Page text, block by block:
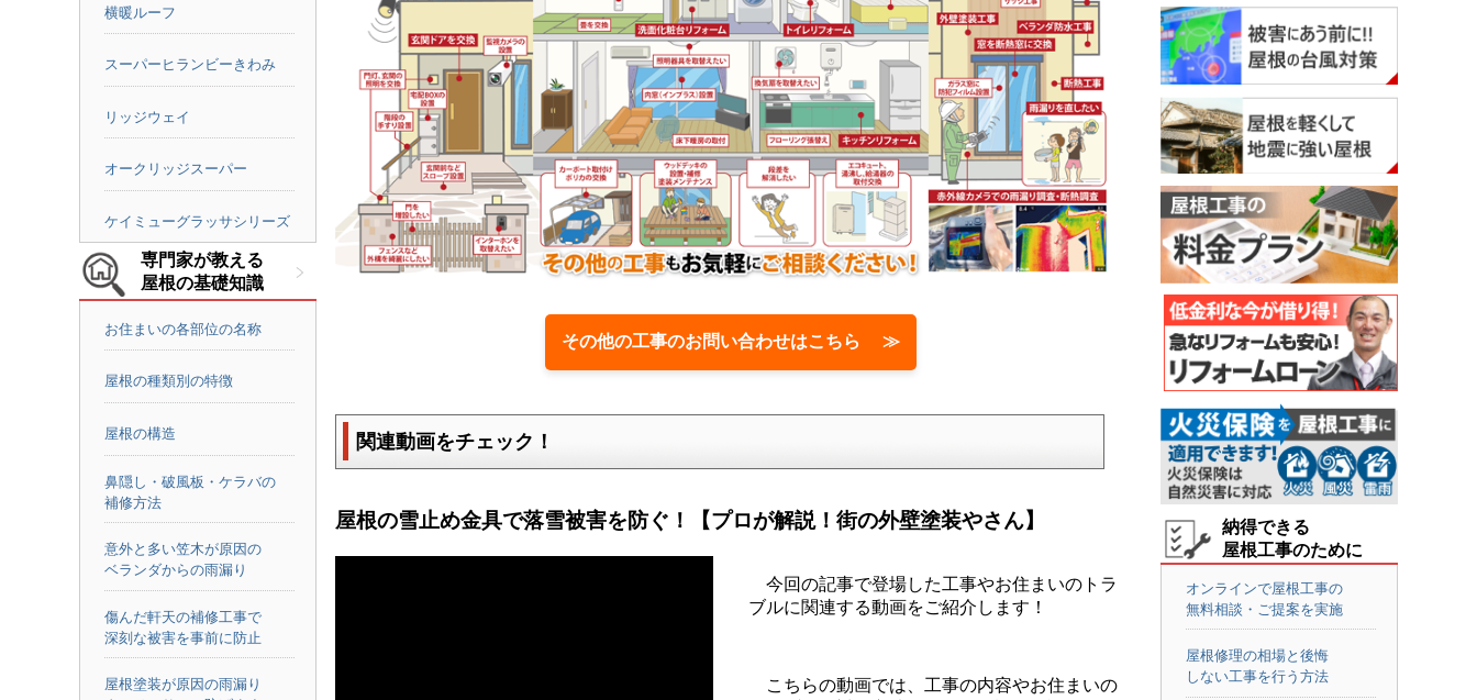
横暖ルーフ
スーパーヒランビーきわみ
リッジウェイ
オークリッジスーパー
ケイミューグラッサシリーズ
専門家が教える
屋根の基礎知識
お住まいの各部位の名称
屋根の種類別の特徴
屋根の構造
鼻隠し・破風板・ケラバの
補修方法
意外と多い笠木が原因の
ベランダからの雨漏り
傷んだ軒天の補修工事で
深刻な被害を事前に防止
屋根塗装が原因の雨漏り
その他の工事のお問い合わせはこちら ≫
関連動画をチェック！
屋根の雪止め金具で落雪被害を防ぐ！【プロが解説！街の外壁塗装やさん】
今回の記事で登場した工事やお住まいのトラ
ブルに関連する動画をご紹介します！
こちらの動画では、工事の内容やお住まいの
納得できる
屋根工事のために
オンラインで屋根工事の
無料相談・ご提案を実施
屋根修理の相場と後悔
しない工事を行う方法